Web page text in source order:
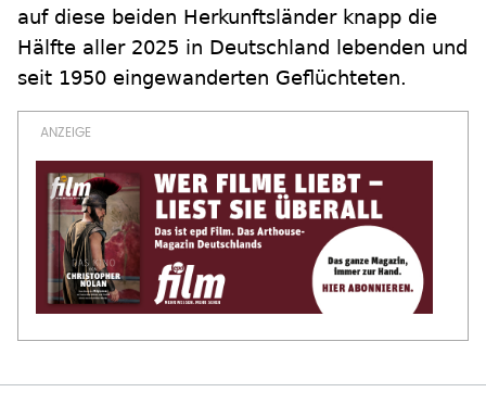
auf diese beiden Herkunftsländer knapp die
Hälfte aller 2025 in Deutschland lebenden und
seit 1950 eingewanderten Geflüchteten.